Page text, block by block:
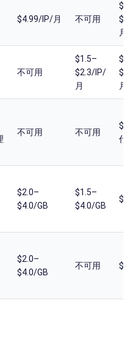
$4.99/IP/月 不可用
月
不可用
$1.5–
$2.3/IP/
月
月
不可用 不可用
代理
$2.0–
$4.0/GB
$1.5–
$4.0/GB
$2.0–
$4.0/GB
不可用